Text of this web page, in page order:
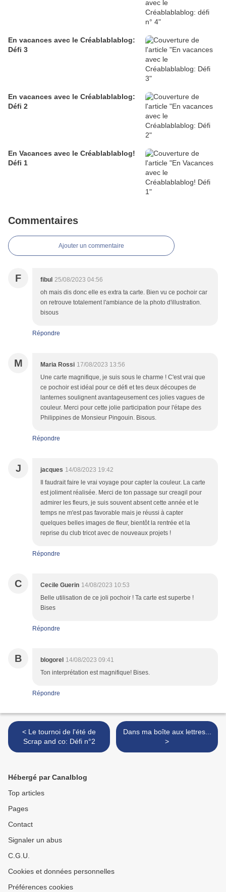
En vacances avec le Créablablablog:
Défi 3
En vacances avec le Créablablablog:
Défi 2
En Vacances avec le Créablablablog!
Défi 1
Commentaires
Ajouter un commentaire
F fibul 25/08/2023 04:56
oh mais dis donc elle es extra ta carte. Bien vu ce pochoir car
on retrouve totalement l'ambiance de la photo d'illustration.
bisous
Répondre
M Maria Rossi 17/08/2023 13:56
Une carte magnifique, je suis sous le charme ! C'est vrai que
ce pochoir est idéal pour ce défi et tes deux découpes de
lanternes soulignent avantageusement ces jolies vagues de
couleur. Merci pour cette jolie participation pour l'étape des
Philippines de Monsieur Pingouin. Bisous.
Répondre
J jacques 14/08/2023 19:42
Il faudrait faire le vrai voyage pour capter la couleur. La carte
est joliment réalisée. Merci de ton passage sur creagil pour
admirer les fleurs, je suis souvent absent cette année et le
temps ne m'est pas favorable mais je réussi à capter
quelques belles images de fleur, bientôt la rentrée et la
reprise du club tricot avec de nouveaux projets !
Répondre
C Cecile Guerin 14/08/2023 10:53
Belle utilisation de ce joli pochoir ! Ta carte est superbe !
Bises
Répondre
B blogorel 14/08/2023 09:41
Ton interprétation est magnifique! Bises.
Répondre
< Le tournoi de l'été de
Scrap and co: Défi n°2
Dans ma boîte aux lettres...
>
Hébergé par Canalblog
Top articles
Pages
Contact
Signaler un abus
C.G.U.
Cookies et données personnelles
Préférences cookies